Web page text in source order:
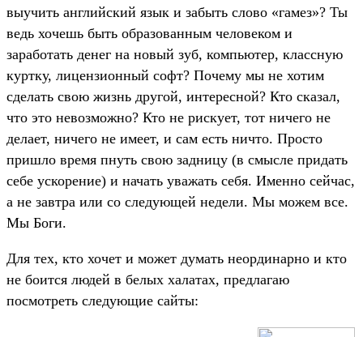
выучить английский язык и забыть слово «гамез»? Ты
ведь хочешь быть образованным человеком и
заработать денег на новый зуб, компьютер, классную
куртку, лицензионный софт? Почему мы не хотим
сделать свою жизнь другой, интересной? Кто сказал,
что это невозможно? Кто не рискует, тот ничего не
делает, ничего не имеет, и сам есть ничто. Просто
пришло время пнуть свою задницу (в смысле придать
себе ускорение) и начать уважать себя. Именно сейчас,
а не завтра или со следующей недели. Мы можем все.
Мы Боги.
Для тех, кто хочет и может думать неординарно и кто
не боится людей в белых халатах, предлагаю
посмотреть следующие сайты: